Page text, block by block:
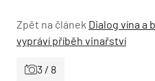
Zpět na článek Dialog vína a
vypráví příběh vinařství
3 / 8